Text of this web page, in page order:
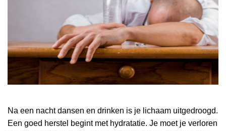
Na een nacht dansen en drinken is je lichaam uitgedroogd.
Een goed herstel begint met hydratatie. Je moet je verloren